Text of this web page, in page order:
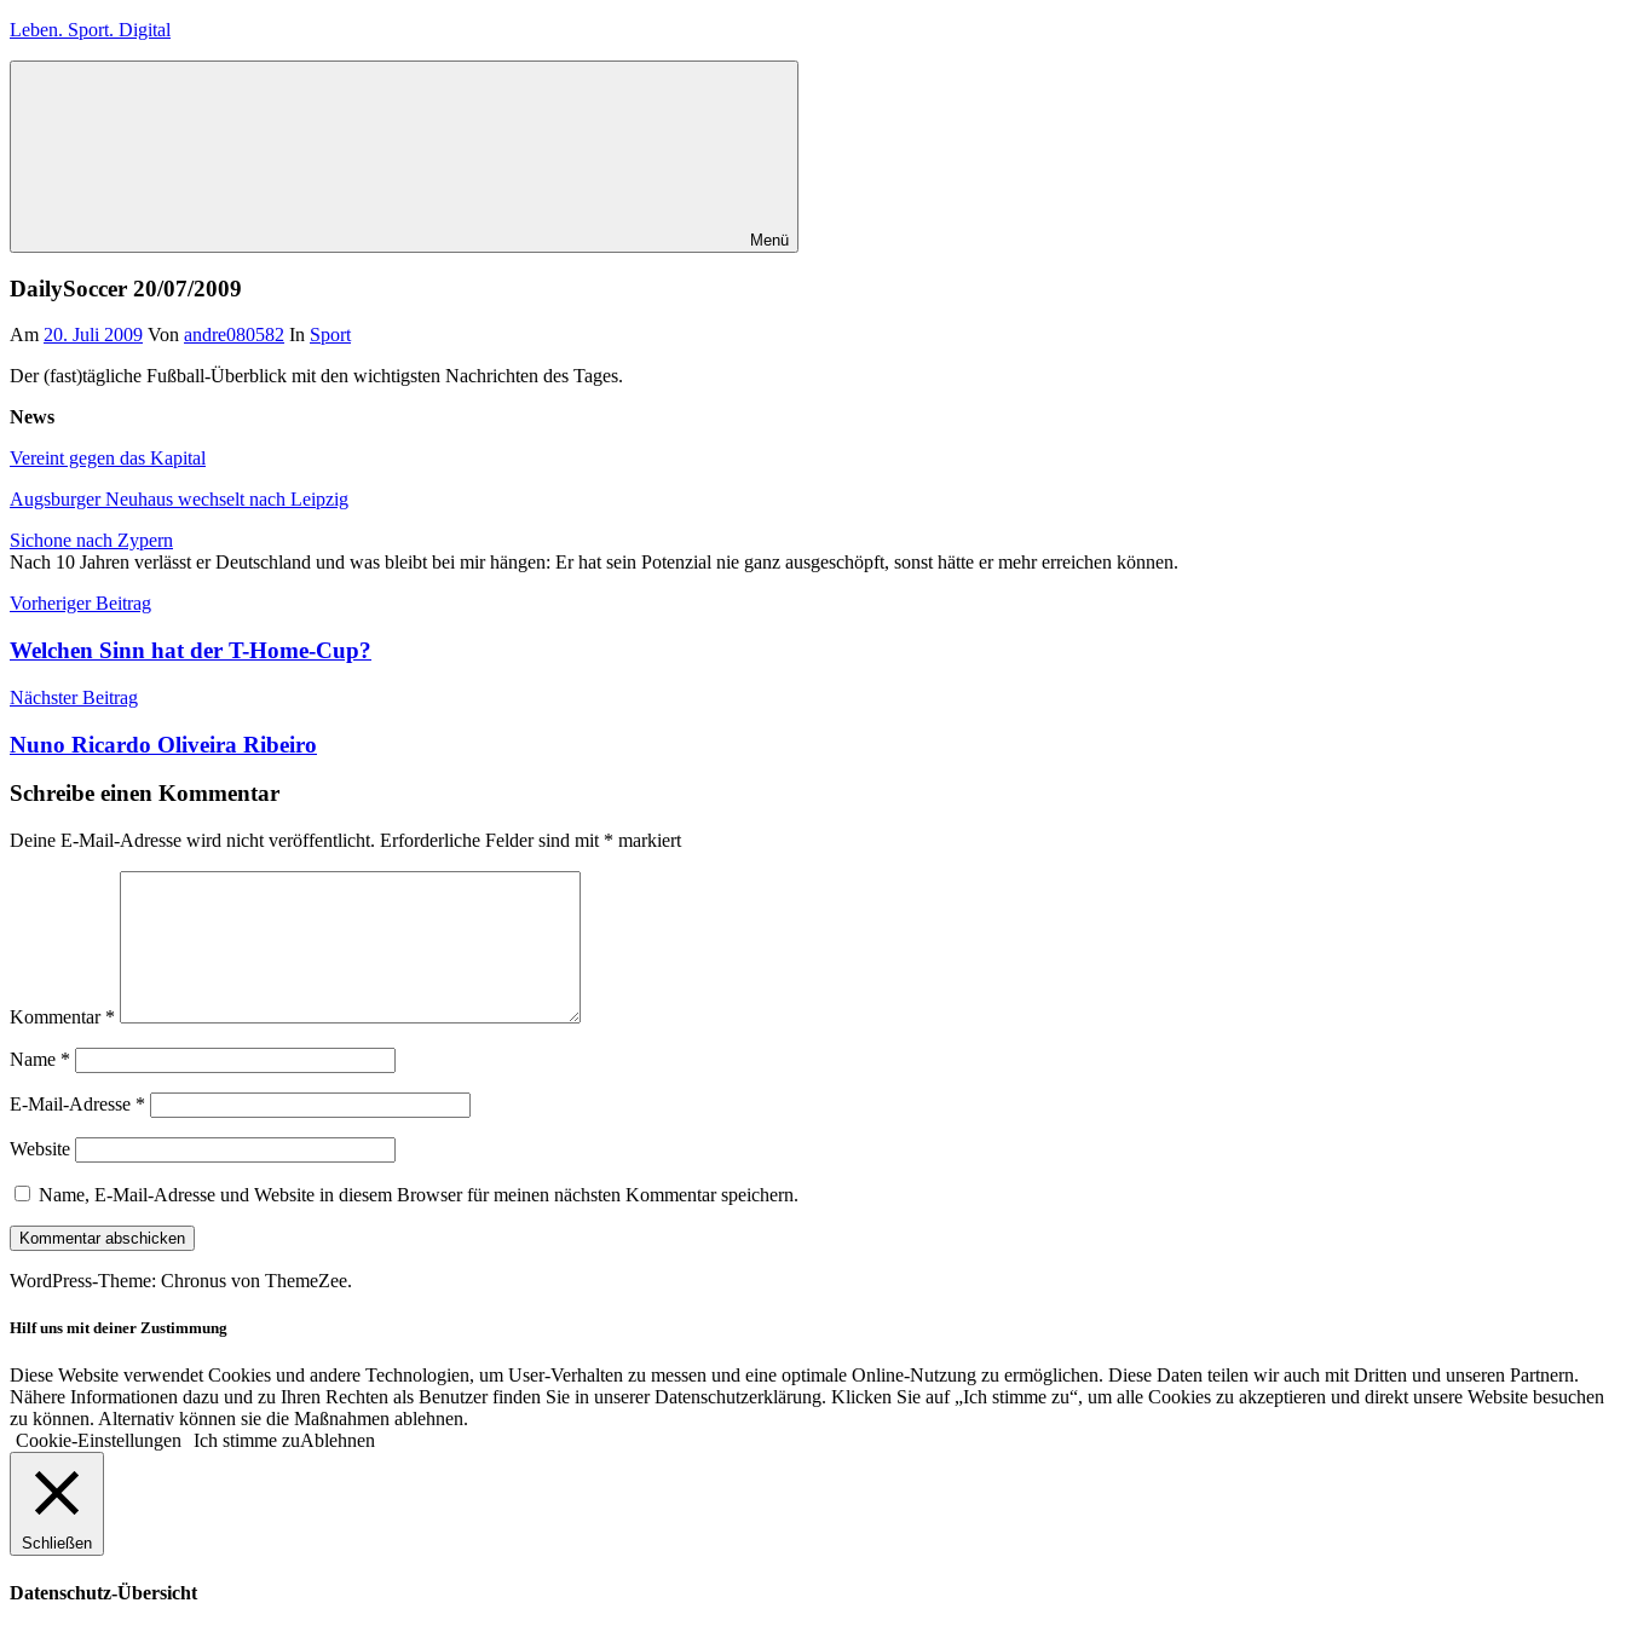
Zum
Leben. Sport. Digital
Menü
DailySoccer 20/07/2009
Am 20. Juli 2009 Von andre080582 In Sport
Der (fast)tägliche Fußball-Überblick mit den wichtigsten Nachrichten des Tages.
News
Vereint gegen das Kapital
Augsburger Neuhaus wechselt nach Leipzig
Sichone nach Zypern
Nach 10 Jahren verlässt er Deutschland und was bleibt bei mir hängen: Er hat sein Potenzial nie ganz ausgeschöpft, sonst hätte er mehr erreichen können.
Beitragsnavigation
Vorheriger Beitrag
Welchen Sinn hat der T-Home-Cup?
Nächster Beitrag
Nuno Ricardo Oliveira Ribeiro
Schreibe einen Kommentar
Deine E-Mail-Adresse wird nicht veröffentlicht. Erforderliche Felder sind mit * markiert
Kommentar *
Name *
E-Mail-Adresse *
Website
Name, E-Mail-Adresse und Website in diesem Browser für meinen nächsten Kommentar speichern.
WordPress-Theme: Chronus von ThemeZee.
Hilf uns mit deiner Zustimmung
Diese Website verwendet Cookies und andere Technologien, um User-Verhalten zu messen und eine optimale Online-Nutzung zu ermöglichen. Diese Daten teilen wir auch mit Dritten und unseren Partnern.
Nähere Informationen dazu und zu Ihren Rechten als Benutzer finden Sie in unserer Datenschutzerklärung. Klicken Sie auf „Ich stimme zu“, um alle Cookies zu akzeptieren und direkt unsere Website besuchen
zu können. Alternativ können sie die Maßnahmen ablehnen.
Cookie-Einstellungen
Ich stimme zuAblehnen
Schließen
Datenschutz-Übersicht